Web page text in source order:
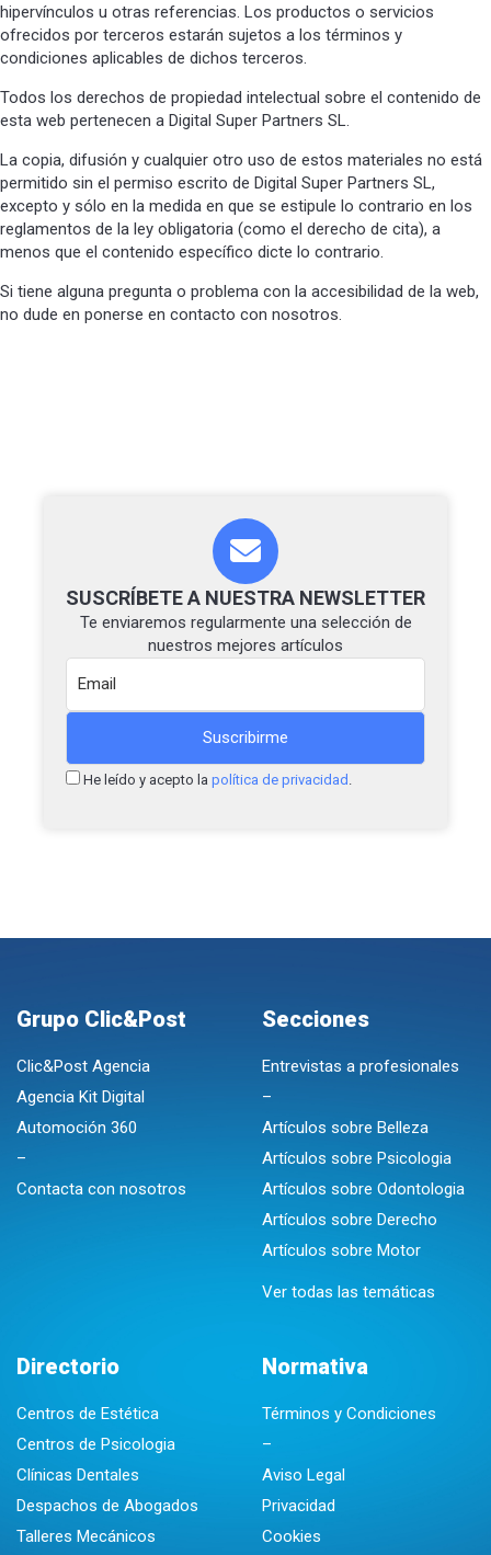
hipervínculos u otras referencias. Los productos o servicios
ofrecidos por terceros estarán sujetos a los términos y
condiciones aplicables de dichos terceros.
Todos los derechos de propiedad intelectual sobre el contenido de
esta web pertenecen a Digital Super Partners SL.
La copia, difusión y cualquier otro uso de estos materiales no está
permitido sin el permiso escrito de Digital Super Partners SL,
excepto y sólo en la medida en que se estipule lo contrario en los
reglamentos de la ley obligatoria (como el derecho de cita), a
menos que el contenido específico dicte lo contrario.
Si tiene alguna pregunta o problema con la accesibilidad de la web,
no dude en ponerse en contacto con nosotros.
SUSCRÍBETE A NUESTRA NEWSLETTER
Te enviaremos regularmente una selección de
nuestros mejores artículos
He leído y acepto la política de privacidad .
Grupo Clic&Post
Clic&Post Agencia
Agencia Kit Digital
Automoción 360
–
Contacta con nosotros
Secciones
Entrevistas a profesionales
–
Artículos sobre Belleza
Artículos sobre Psicologia
Artículos sobre Odontologia
Artículos sobre Derecho
Artículos sobre Motor
Ver todas las temáticas
Directorio
Centros de Estética
Centros de Psicologia
Clínicas Dentales
Despachos de Abogados
Talleres Mecánicos
Normativa
Términos y Condiciones
–
Aviso Legal
Privacidad
Cookies